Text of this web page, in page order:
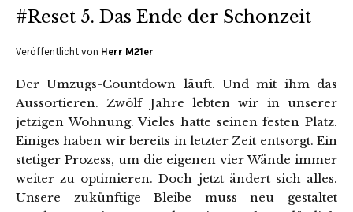
#Reset 5. Das Ende der Schonzeit
Veröffentlicht von Herr M21er
Der Umzugs-Countdown läuft. Und mit ihm das
Aussortieren. Zwölf Jahre lebten wir in unserer
jetzigen Wohnung. Vieles hatte seinen festen Platz.
Einiges haben wir bereits in letzter Zeit entsorgt. Ein
stetiger Prozess, um die eigenen vier Wände immer
weiter zu optimieren. Doch jetzt ändert sich alles.
Unsere zukünftige Bleibe muss neu gestaltet